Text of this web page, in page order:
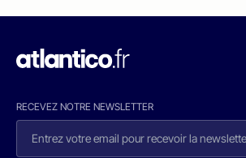
RECEVEZ NOTRE NEWSLETTER